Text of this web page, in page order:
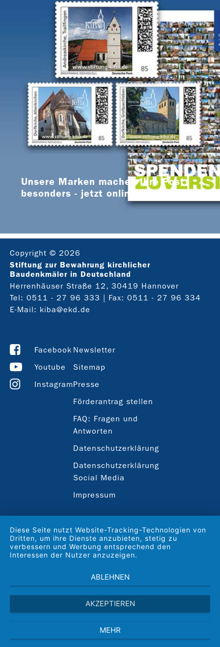
Unsere Marken machen Ihre Post
besonders - jetzt online bestellen
Copyright © 2026
Stiftung zur Bewahrung kirchlicher
Baudenkmäler in Deutschland
Herrenhäuser Straße 12, 30419 Hannover
Tel: 0511 - 27 96 333 | Fax: 0511 - 27 96 334
E-Mail: kiba@ekd.de
Facebook
Youtube
Instagram
Newsletter
Sitemap
Presse
Förderantrag stellen
FAQ: Fragen und
Antworten
Datenschutzerklärung
Datenschutzerklärung
Social Media
Impressum
Diese Seite nutzt Website-Tracking-Technologien von
Dritten, um ihre Dienste anzubieten, stetig zu
verbessern und Werbung entsprechend den
Interessen der Nutzer anzuzeigen.
ABLEHNEN
AKZEPTIEREN
MEHR